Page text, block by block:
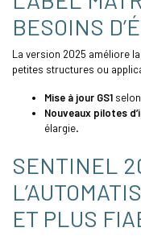
BESOINS
La version 2025 améliore
petites structures ou
Mise à jour GS1
Nouveaux pilotes
élargie.
SENTINEL
ET PLUS